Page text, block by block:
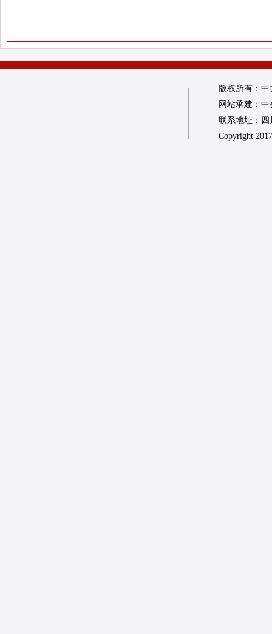
版权所有：
网站承建：
联系地址：四
Copyright